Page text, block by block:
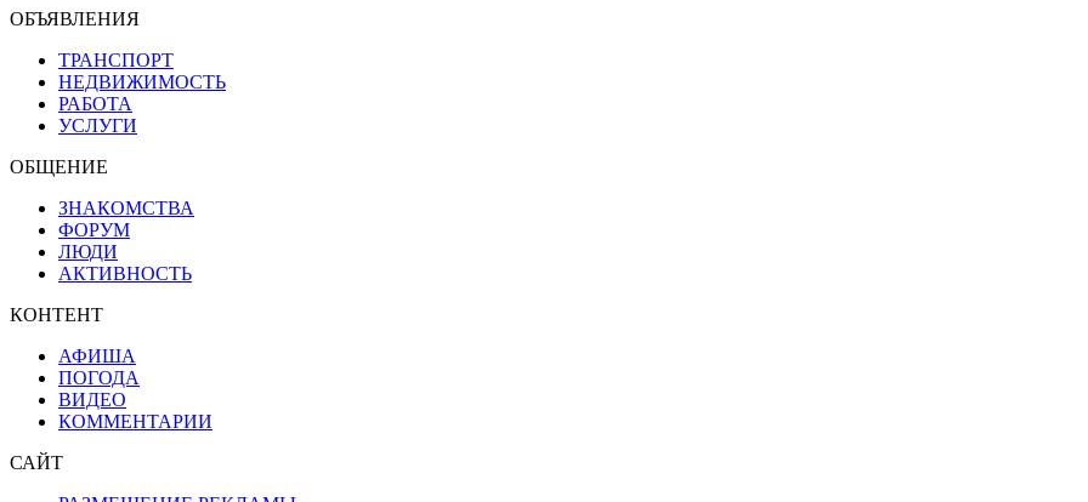
ОБЪЯВЛЕНИЯ
ТРАНСПОРТ
НЕДВИЖИМОСТЬ
РАБОТА
УСЛУГИ
ОБЩЕНИЕ
ЗНАКОМСТВА
ФОРУМ
ЛЮДИ
АКТИВНОСТЬ
КОНТЕНТ
АФИША
ПОГОДА
ВИДЕО
КОММЕНТАРИИ
САЙТ